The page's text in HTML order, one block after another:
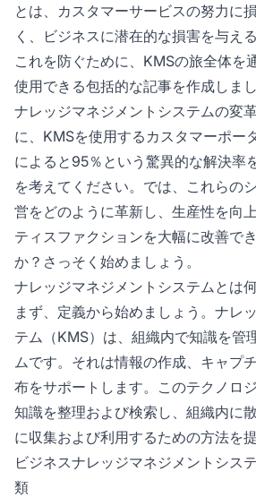
とは、カスタマーサービスの努力に
く、ビジネスに潜在的な損害を与え
これを防ぐために、KMSの旅全体を
使用できる包括的な記事を作成しまし
ナレッジマネジメントシステムの変
に、KMSを使用するカスタマーポー
によると95％という驚異的な解決率
を考えてください。では、これらの
営をどのように革新し、生産性を向
ティスファクションを大幅に改善で
か？さっそく始めましょう。
ナレッジマネジメントシステムとは
まず、定義から始めましょう。ナレ
テム（KMS）は、組織内で知識を管
ムです。それは情報の作成、キャプ
布をサポートします。このテクノロ
知識を整理および検索し、組織内に
に収集および利用するための方法を提
ビジネスナレッジマネジメントシス
類